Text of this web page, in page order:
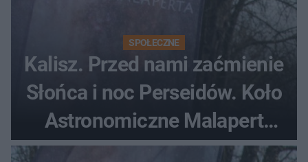
SPOŁECZNE
Kalisz. Przed nami zaćmienie
Słońca i noc Perseidów. Koło
Astronomiczne Malapert
zaprasza na wspólne